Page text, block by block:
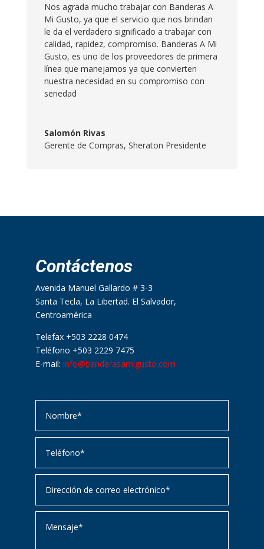
Nos agrada mucho trabajar con Banderas A
Mi Gusto, ya que el servicio que nos brindan
le da el verdadero significado a trabajar con
calidad, rapidez, compromiso. Banderas A Mi
Gusto, es uno de los proveedores de primera
línea que manejamos ya que convierten
nuestra necesidad en su compromiso con
seriedad
Salomón Rivas
Gerente de Compras, Sheraton Presidente
Contáctenos
Avenida Manuel Gallardo # 3-3
Santa Tecla, La Libertad. El Salvador,
Centroamérica
Telefax +503 2228 0474
Teléfono +503 2229 7475
E-mail: info@banderasamigusto.com